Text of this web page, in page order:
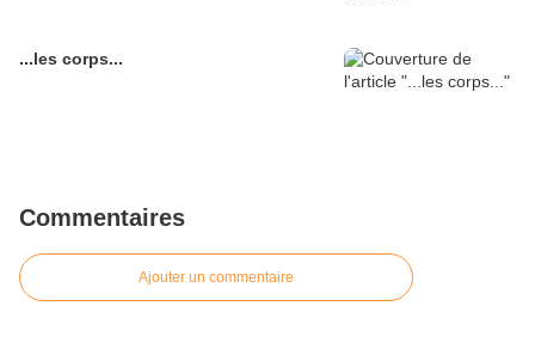
...les corps...
Commentaires
Ajouter un commentaire